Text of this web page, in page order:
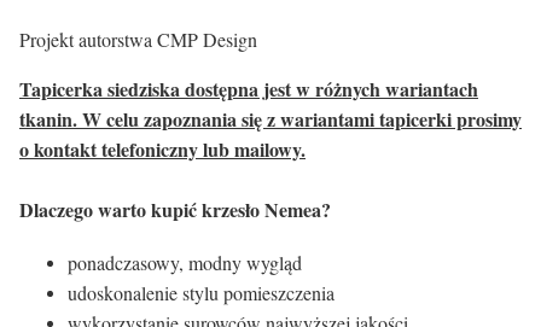
Projekt autorstwa CMP Design
Tapicerka siedziska dostępna jest w różnych wariantach
tkanin. W celu zapoznania się z wariantami tapicerki prosimy
o kontakt telefoniczny lub mailowy.
Dlaczego warto kupić krzesło Nemea?
ponadczasowy, modny wygląd
udoskonalenie stylu pomieszczenia